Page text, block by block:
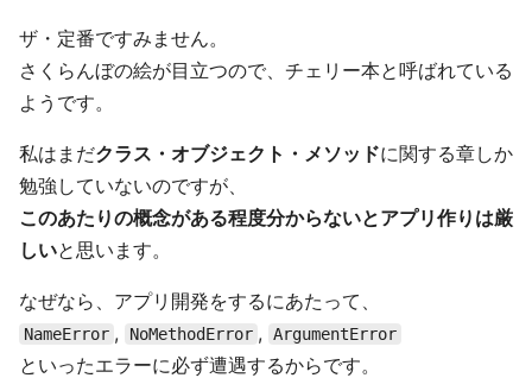
ザ・定番ですみません。
さくらんぼの絵が目立つので、チェリー本と呼ばれている
ようです。
私はまだクラス・オブジェクト・メソッドに関する章しか
勉強していないのですが、
このあたりの概念がある程度分からないとアプリ作りは厳
しいと思います。
なぜなら、アプリ開発をするにあたって、
NameError , NoMethodError , ArgumentError
といったエラーに必ず遭遇するからです。